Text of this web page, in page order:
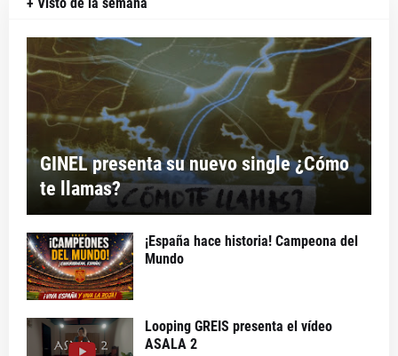
GINEL presenta su nuevo single ¿Cómo
te llamas?
¡España hace historia! Campeona del
Mundo
Looping GREIS presenta el vídeo
ASALA 2